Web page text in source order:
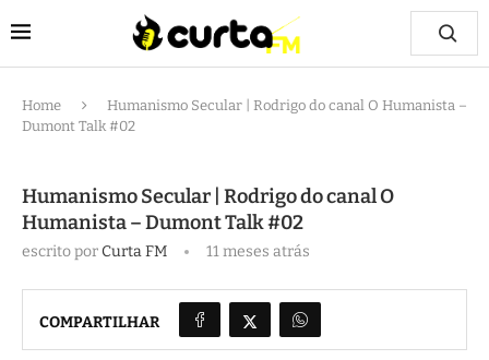
Home
Humanismo Secular | Rodrigo do canal O Humanista –
Dumont Talk #02
Humanismo Secular | Rodrigo do canal O
Humanista – Dumont Talk #02
escrito porCurta FM 11 meses atrás
COMPARTILHAR